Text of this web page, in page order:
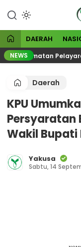
konten
DAERAH
NEWS Pelayaran
Daerah
KPU
Persyaratan
Wakil Bupati
Yakusa
Sabtu, 14